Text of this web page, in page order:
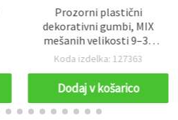
Prozorni plastični
dekorativni gumbi, MIX
mešanih velikosti 9–35
mm, 150 g
Koda izdelka: 127363
Dodaj v košarico